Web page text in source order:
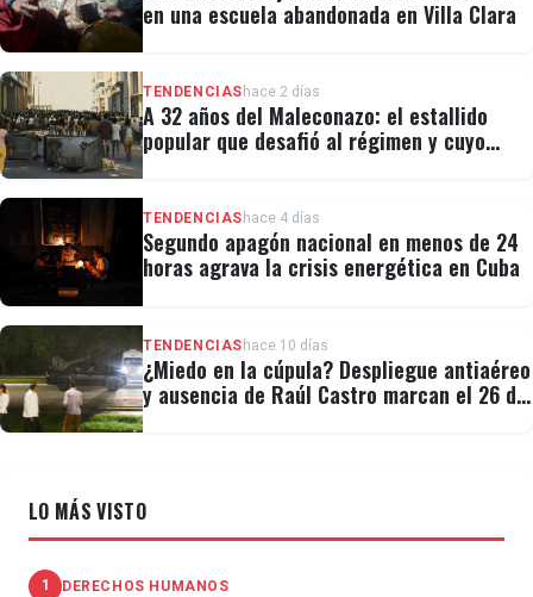
en una escuela abandonada en Villa Clara
TENDENCIAS hace 2 días
A 32 años del Maleconazo: el estallido
popular que desafió al régimen y cuyo
TENDENCIAS hace 4 días
Segundo apagón nacional en menos de 24
horas agrava la crisis energética en Cuba
TENDENCIAS hace 10 días
¿Miedo en la cúpula? Despliegue antiaéreo
y ausencia de Raúl Castro marcan el 26 de
LO MÁS VISTO
1 DERECHOS HUMANOS